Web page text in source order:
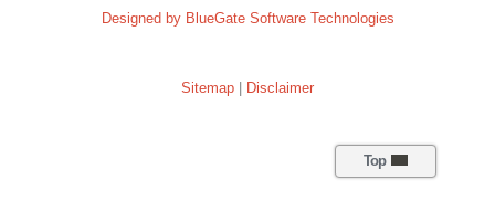
Designed by BlueGate Software Technologies
Sitemap | Disclaimer
Top